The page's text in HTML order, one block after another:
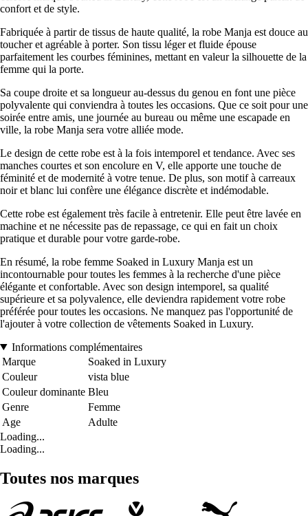
confort et de style.
Fabriquée à partir de tissus de haute qualité, la robe Manja est douce au
toucher et agréable à porter. Son tissu léger et fluide épouse
parfaitement les courbes féminines, mettant en valeur la silhouette de la
femme qui la porte.
Sa coupe droite et sa longueur au-dessus du genou en font une pièce
polyvalente qui conviendra à toutes les occasions. Que ce soit pour une
soirée entre amis, une journée au bureau ou même une escapade en
ville, la robe Manja sera votre alliée mode.
Le design de cette robe est à la fois intemporel et tendance. Avec ses
manches courtes et son encolure en V, elle apporte une touche de
féminité et de modernité à votre tenue. De plus, son motif à carreaux
noir et blanc lui confère une élégance discrète et indémodable.
Cette robe est également très facile à entretenir. Elle peut être lavée en
machine et ne nécessite pas de repassage, ce qui en fait un choix
pratique et durable pour votre garde-robe.
En résumé, la robe femme Soaked in Luxury Manja est un
incontournable pour toutes les femmes à la recherche d'une pièce
élégante et confortable. Avec son design intemporel, sa qualité
supérieure et sa polyvalence, elle deviendra rapidement votre robe
préférée pour toutes les occasions. Ne manquez pas l'opportunité de
l'ajouter à votre collection de vêtements Soaked in Luxury.
Informations complémentaires
Marque
Soaked in Luxury
Couleur
vista blue
Couleur dominante Bleu
Genre
Femme
Age
Adulte
Loading...
Loading...
Toutes nos marques